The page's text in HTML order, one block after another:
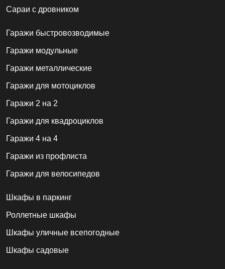
Сараи с дровником
Гаражи быстровозводимые
Гаражи модульные
Гаражи металлические
Гаражи для мотоциклов
Гаражи 2 на 2
Гаражи для квадроциклов
Гаражи 4 на 4
Гаражи из профлиста
Гаражи для велосипедов
Шкафы в паркинг
Роллетные шкафы
Шкафы уличные всепогодные
Шкафы садовые